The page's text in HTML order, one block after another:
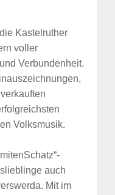
Kastelruther
voller
Verbundenheit.
Volksmusik.
auch
Mit im